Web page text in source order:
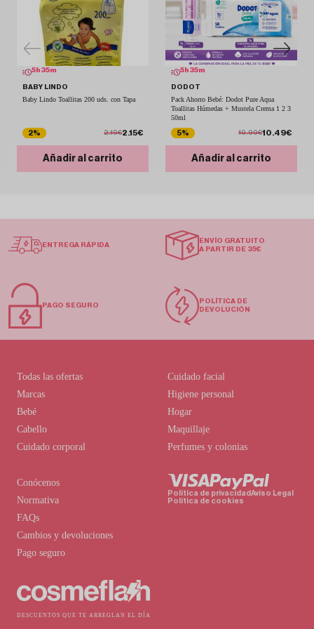
5 h 35m
BABY LINDO
Baby Lindo Toallitas 200 uds. con Tapa
2% 2.19€2.15€
Añadir al carrito
5 h 35m
DODOT
Pack Ahorro Bebé: Dodot Pure Aqua
Toallitas Húmedas + Mustela Crema 1 2 3
50ml
5%
10.99€10.49€
Añadir al carrito
ENTREGA RÁPIDA
ENVÍO GRATUITO
A PARTIR DE 35€
PAGO SEGURO
POLÍTICA DE
DEVOLUCIÓN
DESCUENTOS QUE TE ARREGLAN EL DÍA
Conócenos
Normativa
FAQs
Cambios y devoluciones
Pago seguro
Todas las ofertas
Marcas
Bebé
Cabello
Cuidado corporal
Cuidado facial
Higiene personal
Hogar
Maquillaje
Perfumes y colonias
Política de privacidadAviso Legal
Política de cookies